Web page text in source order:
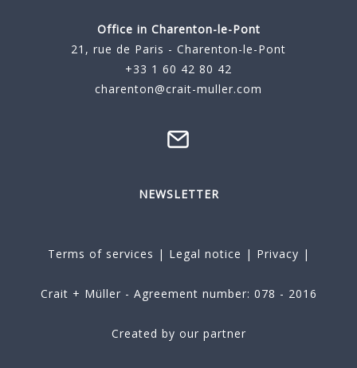
Office in Charenton-le-Pont
21, rue de Paris - Charenton-le-Pont
+33 1 60 42 80 42
charenton@crait-muller.com
NEWSLETTER
Terms of services | Legal notice | Privacy |
Crait + Müller - Agreement number: 078 - 2016
Created by our partner